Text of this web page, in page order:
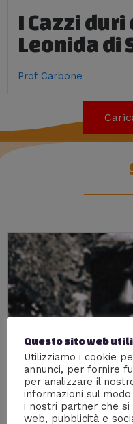
I Cazzi
Leonida di
Prof Carbone
Questo sito web
Utilizziamo i cookie
annunci, per fornire
per analizzare il
informazioni sul
i nostri partner che si
web, pubblicità e